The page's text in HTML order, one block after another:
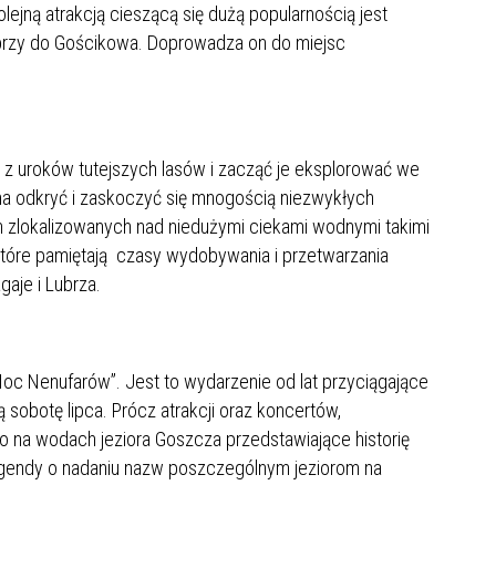
atrakcją cieszącą się dużą popularnością jest
do Gościkowa. Doprowadza on do miejsc
uroków tutejszych lasów i zacząć je eksplorować we
odkryć i zaskoczyć się mnogością niezwykłych
nad niedużymi ciekami wodnymi takimi
pamiętają czasy wydobywania i przetwarzania
i Lubrza.
Nenufarów”. Jest to wydarzenie od lat przyciągające
lipca. Prócz atrakcji oraz koncertów,
wodach jeziora Goszcza przedstawiające historię
o nadaniu nazw poszczególnym jeziorom na